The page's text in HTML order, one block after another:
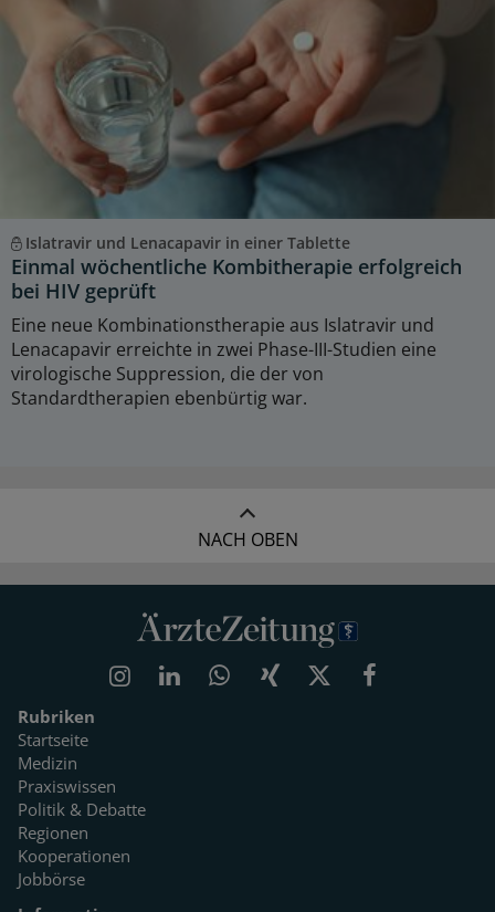
Islatravir und Lenacapavir in einer Tablette
Einmal wöchentliche Kombitherapie erfolgreich
bei HIV geprüft
Eine neue Kombinationstherapie aus Islatravir und
Lenacapavir erreichte in zwei Phase-III-Studien eine
virologische Suppression, die der von
Standardtherapien ebenbürtig war.
NACH OBEN
Rubriken
Startseite
Medizin
Praxiswissen
Politik & Debatte
Regionen
Kooperationen
Jobbörse